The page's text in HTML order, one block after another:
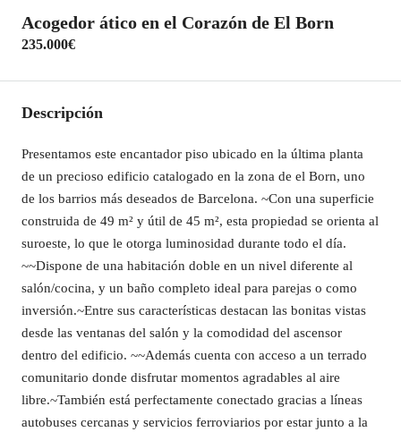
Acogedor ático en el Corazón de El Born
235.000€
Descripción
Presentamos este encantador piso ubicado en la última planta
de un precioso edificio catalogado en la zona de el Born, uno
de los barrios más deseados de Barcelona. ~Con una superficie
construida de 49 m² y útil de 45 m², esta propiedad se orienta al
suroeste, lo que le otorga luminosidad durante todo el día.
~~Dispone de una habitación doble en un nivel diferente al
salón/cocina, y un baño completo ideal para parejas o como
inversión.~Entre sus características destacan las bonitas vistas
desde las ventanas del salón y la comodidad del ascensor
dentro del edificio. ~~Además cuenta con acceso a un terrado
comunitario donde disfrutar momentos agradables al aire
libre.~También está perfectamente conectado gracias a líneas
autobuses cercanas y servicios ferroviarios por estar junto a la